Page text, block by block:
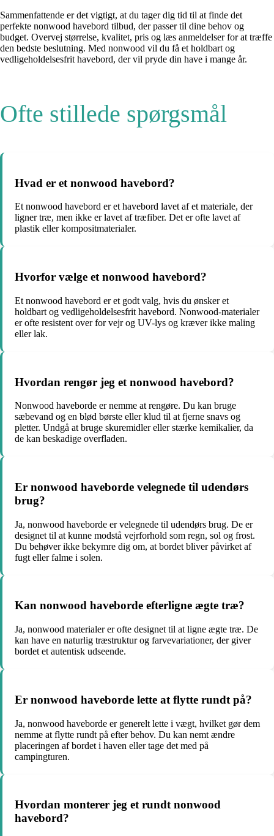
Sammenfattende er det vigtigt, at du tager dig tid til at finde det
perfekte nonwood havebord tilbud, der passer til dine behov og
budget. Overvej størrelse, kvalitet, pris og læs anmeldelser for at træffe
den bedste beslutning. Med nonwood vil du få et holdbart og
vedligeholdelsesfrit havebord, der vil pryde din have i mange år.
Ofte stillede spørgsmål
Hvad er et nonwood havebord?
Et nonwood havebord er et havebord lavet af et materiale, der
ligner træ, men ikke er lavet af træfiber. Det er ofte lavet af
plastik eller kompositmaterialer.
Hvorfor vælge et nonwood havebord?
Et nonwood havebord er et godt valg, hvis du ønsker et
holdbart og vedligeholdelsesfrit havebord. Nonwood-materialer
er ofte resistent over for vejr og UV-lys og kræver ikke maling
eller lak.
Hvordan rengør jeg et nonwood havebord?
Nonwood haveborde er nemme at rengøre. Du kan bruge
sæbevand og en blød børste eller klud til at fjerne snavs og
pletter. Undgå at bruge skuremidler eller stærke kemikalier, da
de kan beskadige overfladen.
Er nonwood haveborde velegnede til udendørs
brug?
Ja, nonwood haveborde er velegnede til udendørs brug. De er
designet til at kunne modstå vejrforhold som regn, sol og frost.
Du behøver ikke bekymre dig om, at bordet bliver påvirket af
fugt eller falme i solen.
Kan nonwood haveborde efterligne ægte træ?
Ja, nonwood materialer er ofte designet til at ligne ægte træ. De
kan have en naturlig træstruktur og farvevariationer, der giver
bordet et autentisk udseende.
Er nonwood haveborde lette at flytte rundt på?
Ja, nonwood haveborde er generelt lette i vægt, hvilket gør dem
nemme at flytte rundt på efter behov. Du kan nemt ændre
placeringen af bordet i haven eller tage det med på
campingturen.
Hvordan monterer jeg et rundt nonwood
havebord?